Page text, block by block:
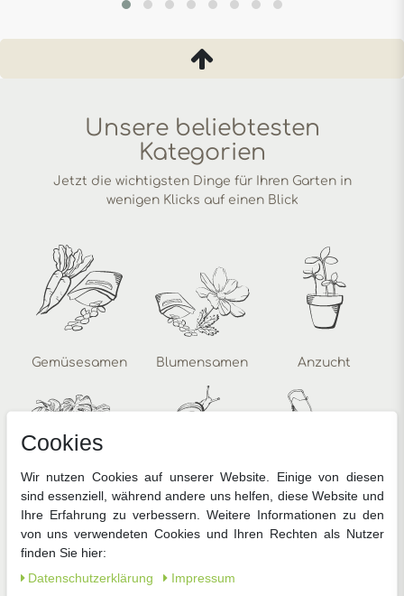
Unsere beliebtesten
Kategorien
Jetzt die wichtigsten Dinge für Ihren Garten in
wenigen Klicks auf einen Blick
Gemüsesamen Blumensamen Anzucht
Zimmerpflanzen Pflanzenschutz Gartengeräte
Cookies
Wir nutzen Cookies auf unserer Website. Einige von diesen
sind essenziell, während andere uns helfen, diese Website und
Ihre Erfahrung zu verbessern. Weitere Informationen zu den
von uns verwendeten Cookies und Ihren Rechten als Nutzer
finden Sie hier:
Daten­schutz­erklärung
Impressum